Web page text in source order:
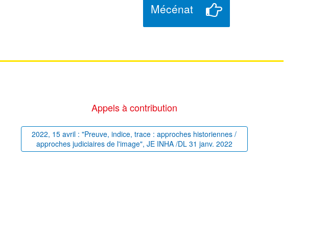
Mécénat
Appels à contribution
2022, 15 avril : "Preuve, indice, trace : approches historiennes /
approches judiciaires de l'image", JE INHA /DL 31 janv. 2022